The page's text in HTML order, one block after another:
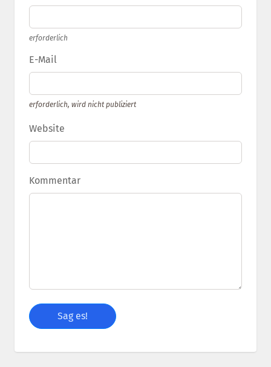
erforderlich
E-Mail
erforderlich, wird nicht publiziert
Website
Kommentar